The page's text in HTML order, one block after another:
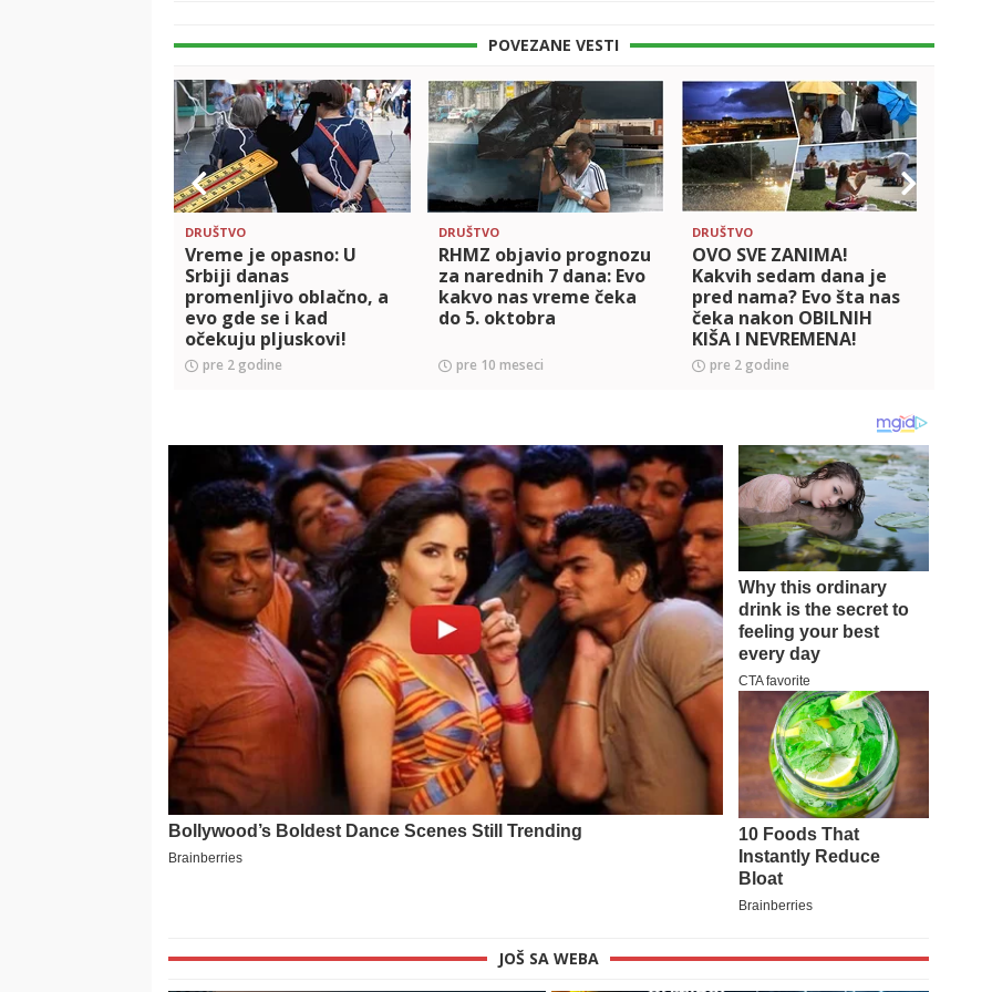
POVEZANE VESTI
DRUŠTVO
Vreme je opasno: U
Srbiji danas
promenljivo oblačno, a
evo gde se i kad
očekuju pljuskovi!
Upaljen meteo-alarm
pre 2 godine
DRUŠTVO
RHMZ objavio prognozu
za narednih 7 dana: Evo
kakvo nas vreme čeka
do 5. oktobra
pre 10 meseci
DRUŠTVO
OVO SVE ZANIMA!
Kakvih sedam dana je
pred nama? Evo šta nas
čeka nakon OBILNIH
KIŠA I NEVREMENA!
pre 2 godine
JOŠ SA WEBA